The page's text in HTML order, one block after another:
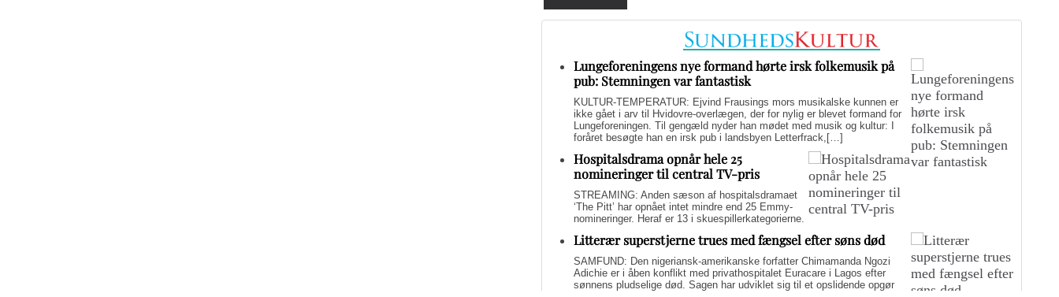
Lungeforeningens nye formand hørte irsk folkemusik på
pub: Stemningen var fantastisk
KULTUR-TEMPERATUR: Ejvind Frausings mors musikalske kunnen er
ikke gået i arv til Hvidovre-overlægen, der for nylig er blevet formand for
Lungeforeningen. Til gengæld nyder han mødet med musik og kultur: I
foråret besøgte han en irsk pub i landsbyen Letterfrack,[…]
Hospitalsdrama opnår hele 25
nomineringer til central TV-pris
STREAMING: Anden sæson af hospitalsdramaet
‘The Pitt’ har opnået intet mindre end 25 Emmy-
nomineringer. Heraf er 13 i skuespillerkategorierne.
Litterær superstjerne trues med fængsel efter søns død
SAMFUND: Den nigeriansk-amerikanske forfatter Chimamanda Ngozi
Adichie er i åben konflikt med privathospitalet Euracare i Lagos efter
sønnens pludselige død. Sagen har udviklet sig til et opslidende opgør